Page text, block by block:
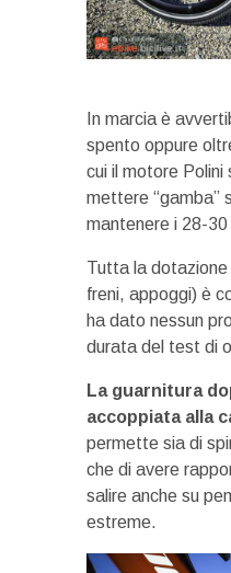
In marcia è
spento oppure
cui il motore
mettere “gamba”
mantenere i 28-30
Tutta la dotazione
freni, appoggi) è
ha dato nessun
durata del test di
La guarnitura
accoppiata alla
permette sia di
che di avere
salire anche su
estreme.